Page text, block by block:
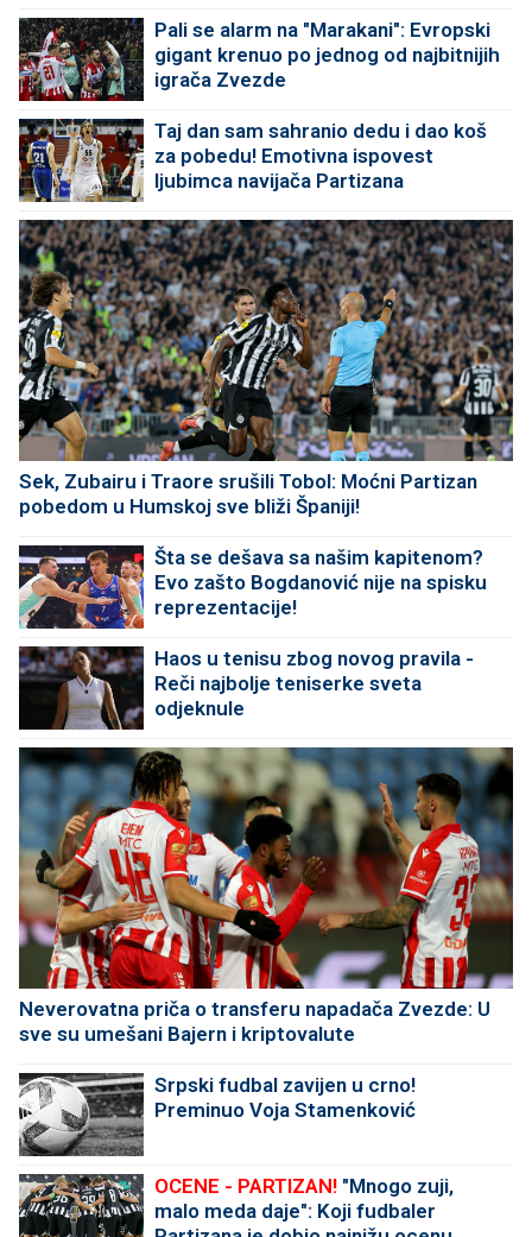
Pali se alarm na "Marakani": Evropski
gigant krenuo po jednog od najbitnijih
igrača Zvezde
Taj dan sam sahranio dedu i dao koš
za pobedu! Emotivna ispovest
ljubimca navijača Partizana
Sek, Zubairu i Traore srušili Tobol: Moćni Partizan
pobedom u Humskoj sve bliži Španiji!
Šta se dešava sa našim kapitenom?
Evo zašto Bogdanović nije na spisku
reprezentacije!
Haos u tenisu zbog novog pravila -
Reči najbolje teniserke sveta
odjeknule
Neverovatna priča o transferu napadača Zvezde: U
sve su umešani Bajern i kriptovalute
Srpski fudbal zavijen u crno!
Preminuo Voja Stamenković
OCENE - PARTIZAN! "Mnogo zuji,
malo meda daje": Koji fudbaler